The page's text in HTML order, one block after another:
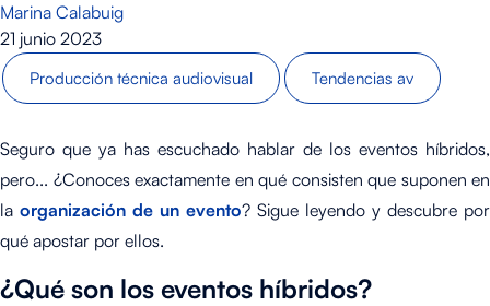
Marina Calabuig
21 junio 2023
Producción técnica audiovisual Tendencias av
Seguro que ya has escuchado hablar de los eventos híbridos,
pero... ¿Conoces exactamente en qué consisten que suponen en
la organización de un evento? Sigue leyendo y descubre por
qué apostar por ellos.
¿Qué son los eventos híbridos?